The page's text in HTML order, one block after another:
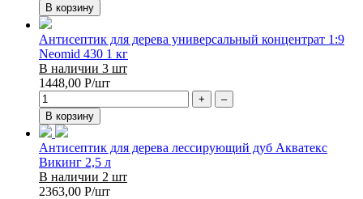
В корзину
Антисептик для дерева универсальный концентрат 1:9
Neomid 430 1 кг
В наличии 3 шт
1448,00 Р/шт
+
–
В корзину
Антисептик для дерева лессирующий дуб Акватекс
Викинг 2,5 л
В наличии 2 шт
2363,00 Р/шт